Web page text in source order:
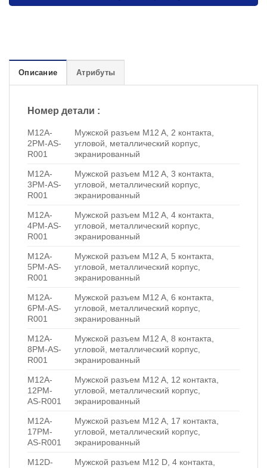
Описание Атрибуты
Номер детали :
M12A-
2PM-AS-
R001
Мужской разъем M12 A, 2 контакта,
угловой, металлический корпус,
экранированный
M12A-
3PM-AS-
R001
Мужской разъем M12 A, 3 контакта,
угловой, металлический корпус,
экранированный
M12A-
4PM-AS-
R001
Мужской разъем M12 A, 4 контакта,
угловой, металлический корпус,
экранированный
M12A-
5PM-AS-
R001
Мужской разъем M12 A, 5 контакта,
угловой, металлический корпус,
экранированный
M12A-
6PM-AS-
R001
Мужской разъем M12 A, 6 контакта,
угловой, металлический корпус,
экранированный
M12A-
8PM-AS-
R001
Мужской разъем M12 A, 8 контакта,
угловой, металлический корпус,
экранированный
M12A-
12PM-
AS-R001
Мужской разъем M12 A, 12 контакта,
угловой, металлический корпус,
экранированный
M12A-
17PM-
AS-R001
Мужской разъем M12 A, 17 контакта,
угловой, металлический корпус,
экранированный
M12D- Мужской разъем M12 D, 4 контакта,